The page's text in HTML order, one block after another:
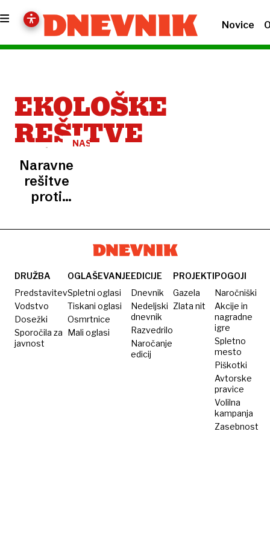
Novice
EKOLOŠKE
REŠITVE
NASVET
Naravne
rešitve
proti
dve
verjetno
že
imate
doma
DRUŽBA
Predstavitev
Vodstvo
Dosežki
Sporočila za
javnost
OGLAŠEVANJE
Spletni oglasi
Tiskani oglasi
Osmrtnice
Mali oglasi
EDICIJE
Dnevnik
Nedeljski
dnevnik
Razvedrilo
Naročanje
edicij
PROJEKTI
Gazela
Zlata nit
POGOJI
Naročniški
Akcije in
nagradne
igre
Spletno
mesto
Piškotki
Avtorske
pravice
Volilna
kampanja
Zasebnost